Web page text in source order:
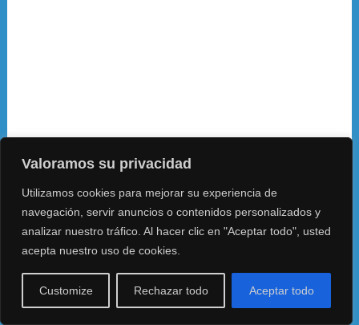
Valoramos su privacidad
Utilizamos cookies para mejorar su experiencia de
navegación, servir anuncios o contenidos personalizados y
analizar nuestro tráfico. Al hacer clic en "Aceptar todo", usted
acepta nuestro uso de cookies.
Customize Rechazar todo Aceptar todo